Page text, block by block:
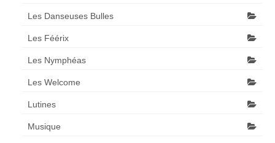
Les Danseuses Bulles
Les Féérix
Les Nymphéas
Les Welcome
Lutines
Musique